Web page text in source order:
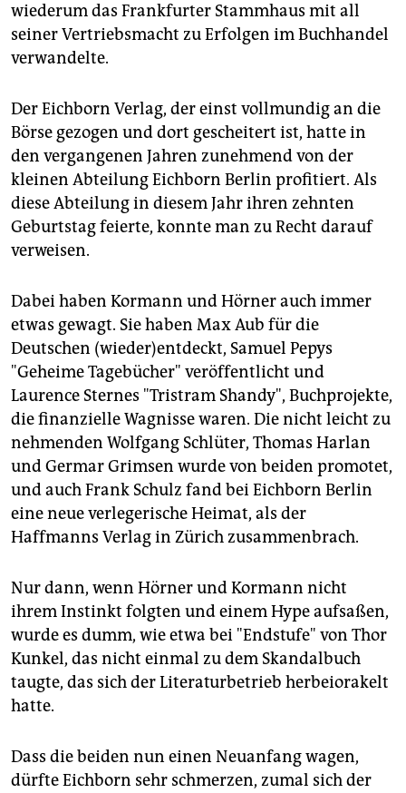
wiederum das Frankfurter Stammhaus mit all
seiner Vertriebsmacht zu Erfolgen im Buchhandel
verwandelte.
Der Eichborn Verlag, der einst vollmundig an die
Börse gezogen und dort gescheitert ist, hatte in
den vergangenen Jahren zunehmend von der
kleinen Abteilung Eichborn Berlin profitiert. Als
diese Abteilung in diesem Jahr ihren zehnten
Geburtstag feierte, konnte man zu Recht darauf
verweisen.
Dabei haben Kormann und Hörner auch immer
etwas gewagt. Sie haben Max Aub für die
Deutschen (wieder)entdeckt, Samuel Pepys
"Geheime Tagebücher" veröffentlicht und
Laurence Sternes "Tristram Shandy", Buchprojekte,
die finanzielle Wagnisse waren. Die nicht leicht zu
nehmenden Wolfgang Schlüter, Thomas Harlan
und Germar Grimsen wurde von beiden promotet,
und auch Frank Schulz fand bei Eichborn Berlin
eine neue verlegerische Heimat, als der
Haffmanns Verlag in Zürich zusammenbrach.
Nur dann, wenn Hörner und Kormann nicht
ihrem Instinkt folgten und einem Hype aufsaßen,
wurde es dumm, wie etwa bei "Endstufe" von Thor
Kunkel, das nicht einmal zu dem Skandalbuch
taugte, das sich der Literaturbetrieb herbeiorakelt
hatte.
Dass die beiden nun einen Neuanfang wagen,
dürfte Eichborn sehr schmerzen, zumal sich der